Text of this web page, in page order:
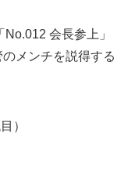
会長参上」
メンチを説得する
）